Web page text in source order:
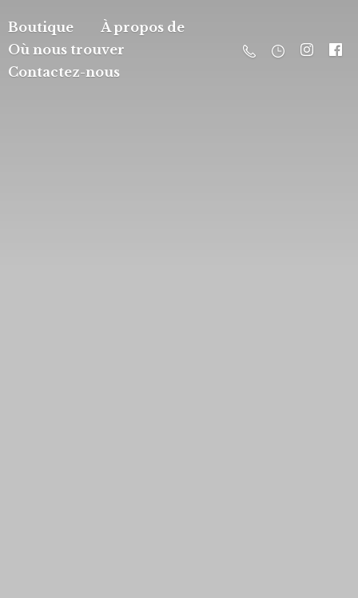
Boutique
À propos de
Où nous trouver
Contactez-nous